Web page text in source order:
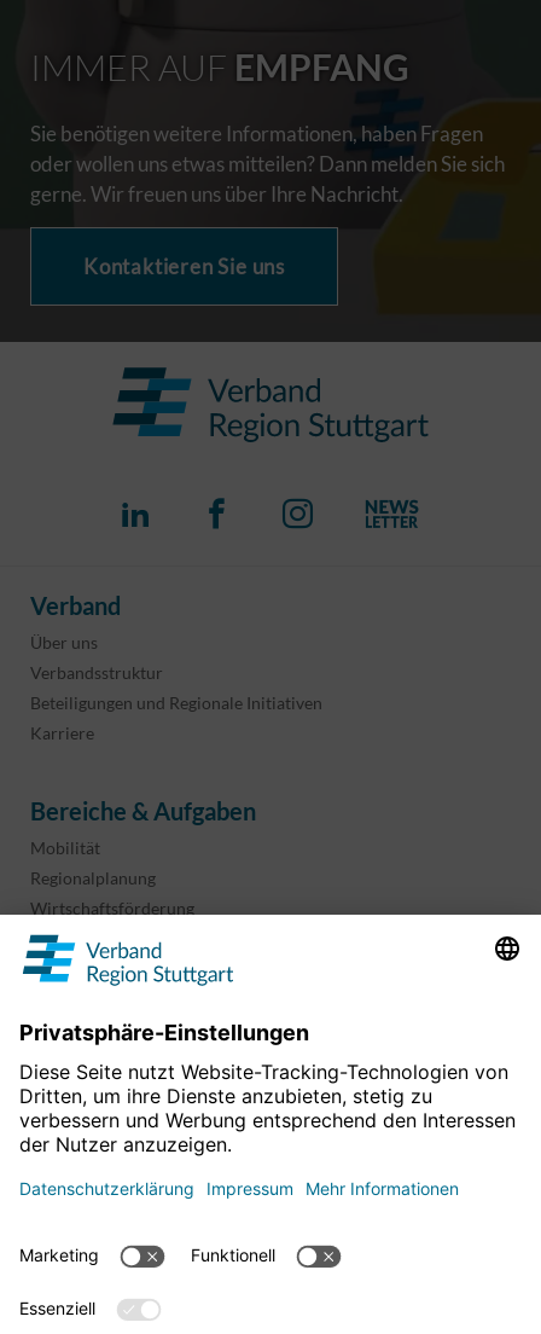
IMMER AUF EMPFANG
Sie benötigen weitere Informationen, haben Fragen
oder wollen uns etwas mitteilen? Dann melden Sie sich
gerne. Wir freuen uns über Ihre Nachricht.
Kontaktieren Sie uns
Verband
Über uns
Verbandsstruktur
Beteiligungen und Regionale Initiativen
Karriere
Bereiche & Aufgaben
Mobilität
Regionalplanung
Wirtschaftsförderung
Sport und Kultur
Projekte & Programme
Informationen & Downloads
Geoinformation